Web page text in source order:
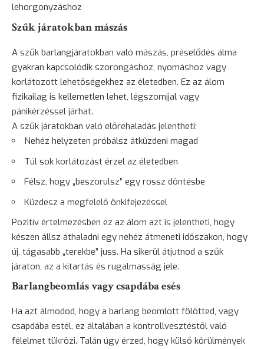
lehorgonyzáshoz
Szűk járatokban mászás
A szűk barlangjáratokban való mászás, préselődés álma
gyakran kapcsolódik szorongáshoz, nyomáshoz vagy
korlátozott lehetőségekhez az életedben. Ez az álom
fizikailag is kellemetlen lehet, légszomjjal vagy
pánikérzéssel járhat.
A szűk járatokban való előrehaladás jelentheti:
Nehéz helyzeten próbálsz átküzdeni magad
Túl sok korlátozást érzel az életedben
Félsz, hogy „beszorulsz” egy rossz döntésbe
Küzdesz a megfelelő önkifejezéssel
Pozitív értelmezésben ez az álom azt is jelentheti, hogy
készen állsz áthaladni egy nehéz átmeneti időszakon, hogy
új, tágasabb „terekbe” juss. Ha sikerül átjutnod a szűk
járaton, az a kitartás és rugalmasság jele.
Barlangbeomlás vagy csapdába esés
Ha azt álmodod, hogy a barlang beomlott fölötted, vagy
csapdába estél, ez általában a kontrollvesztéstől való
félelmet tükrözi. Talán úgy érzed, hogy külső körülmények